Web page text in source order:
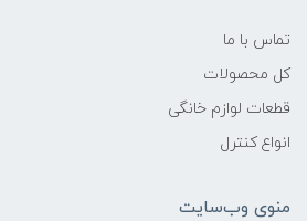
تماس با ما
کل محصولات
قطعات لوازم خانگی
انواع کنترل
منوی وب‌سایت